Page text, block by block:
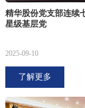
精华股份党支部连续
星级基层党
2025-09-10
了解更多